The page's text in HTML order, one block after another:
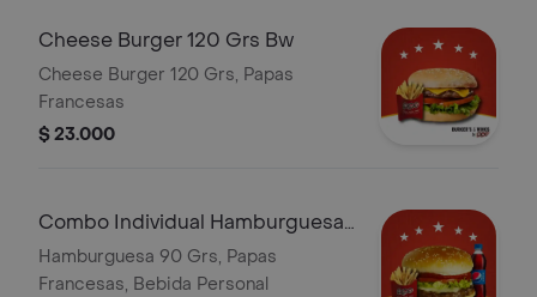
Cheese Burger 120 Grs Bw
Cheese Burger 120 Grs, Papas
Francesas
$ 23.000
Combo Individual Hamburguesa
Italiana...
Hamburguesa 90 Grs, Papas
Francesas, Bebida Personal